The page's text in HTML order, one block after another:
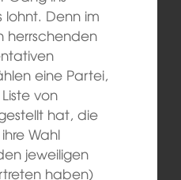
lohnt. Denn im
herrschenden
eine Partei,
von
hat, die
Wahl
jeweiligen
haben)